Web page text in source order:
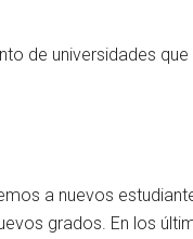
de universidades
a nuevos
grados. En los